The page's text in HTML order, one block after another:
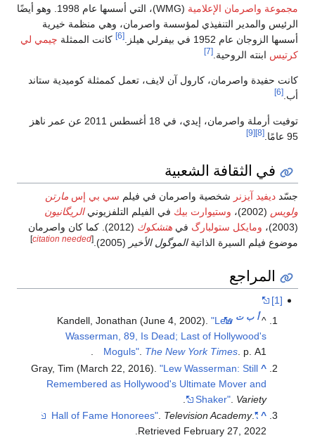
مجموعة واصرمان الإعلامية
(WMG)، التي أسسها عام 1998. وهو أيضًا
الرئيس والمدير التنفيذي لمؤسسة واصرمان، وهي منظمة خيرية
أسسها الزوجان عام 1952 في بيفرلي هيلز.
[6] كانت الممثلة چيمي لي
كرتيس ابنته الروحية.[7]
كانت حفيدة واصرمان، كارول آن لايف، تعمل كممثلة كوميدية ستاند
أب.[6]
توفيت أرملة واصرمان، إيدي، في 18 أغسطس 2011 عن عمر ناهز
95 عامًا.
[8]
[9]
في الثقافة الشعبية
جسّد ديفيد آيزنر شخصية واصرمان في فيلم سي بي إس مارتن
ولويس (2002)، وستيوارت بيك في الفيلم التلفزيونيالريگانيون
(2003)،
ومايكل ستولبارگ في هتشكوك
(2012). كما كان واصرمان
موضوع فيلم السيرة الذاتيةالموگول الأخير (2005).
[
citation needed
]
المراجع
[1]
^أ ب ت Kandell, Jonathan (June 4, 2002)."Lew
Wasserman, 89, Is Dead; Last of Hollywood's
Moguls" The New York Times . p. A1.
^
Gray, Tim (March 22, 2016)."Lew Wasserman: Still
Remembered as Hollywood's Ultimate Mover and
Shaker" Variety
^
"Hall of Fame Honorees"
Television Academy.
Retrieved February 27, 2022